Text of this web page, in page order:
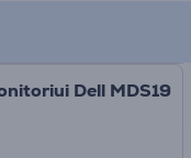
Dell MDS19